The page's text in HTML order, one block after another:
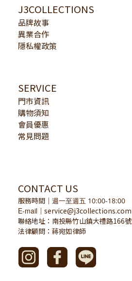
J3COLLECTIONS
品牌故事
異業合作
隱私權政策
SERVICE
門市資訊
購物須知
會員優惠
常見問題
CONTACT US
服務時間 ｜ 週一至週五 10:00-18:00
E-mail ｜ service@j3collections.com
聯絡地址：南投縣竹山鎮大禮路166號
法律顧問：蔣宛如律師